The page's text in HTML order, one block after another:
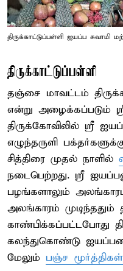
திருக்காட்டுப்பள்ளி ஐயப்ப சுவாமி
திருக்காட்டுப்பள்ளி
தஞ்சை மாவட்டம்
என்று அழைக்கப்படும்
திருக்கோவிலில் ஸ்ரீ
எழுந்தருளி
சித்திரை முதல் நாளில்
நடைபெற்றது. ஸ்ரீ
பழங்களாலும்
அலங்காரம் முடிந்ததும்
காண்பிக்கப்பட்டபோது
கலந்துகொண்டு
மேலும் பஞ்ச